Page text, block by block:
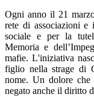
Ogni anno il 21
rete di associazioni e
sociale e per la
Memoria e
mafie. L'iniziativa
figlio nella strage di
nome. Un dolore che
negato anche il diritto